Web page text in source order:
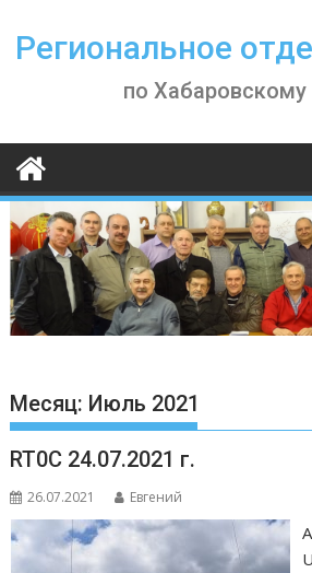
content
Региональное
по
Месяц: Июль 2021
RT0C 24.07.2021 г.
26.07.2021 Евгений